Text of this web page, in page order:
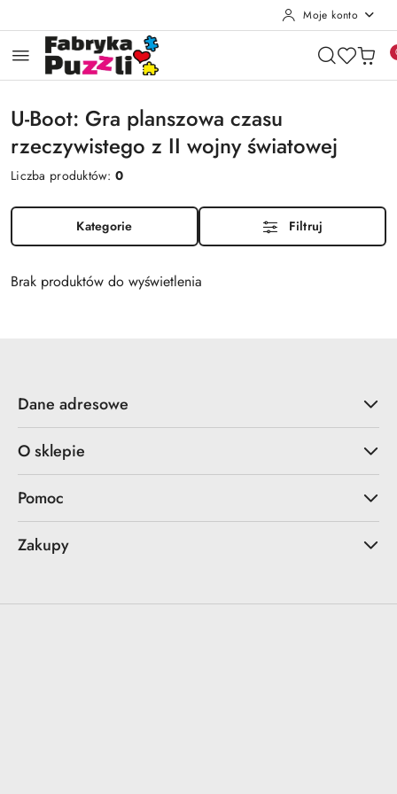
Moje konto
U-Boot: Gra planszowa czasu
rzeczywistego z II wojny światowej
Liczba produktów:0
Kategorie Filtruj
Brak produktów do wyświetlenia
Dane adresowe
O sklepie
Pomoc
Zakupy